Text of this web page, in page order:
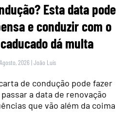
Esta data pode
e conduzir com o
dá multa
2026 |João Luís
de condução pode fazer
a data de renovação
que vão além da coima